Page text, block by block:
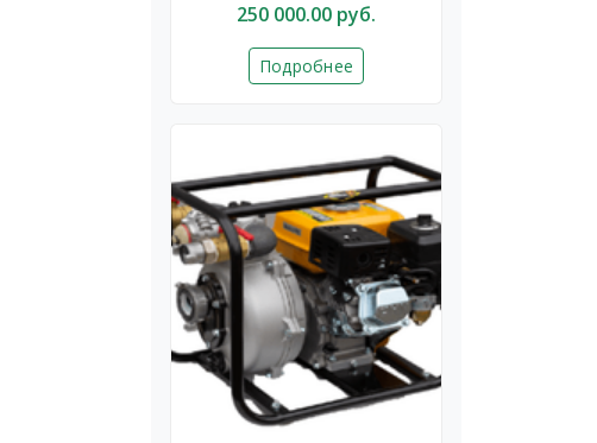
250 000.00 руб.
Подробнее